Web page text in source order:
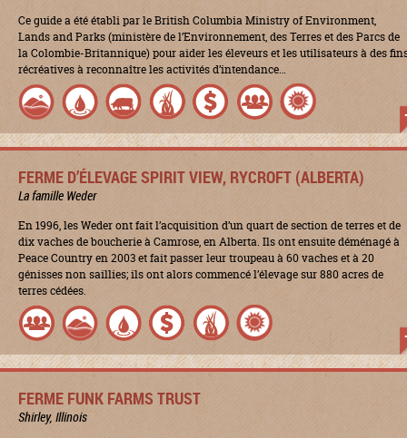
Ce guide a été établi par le British Columbia Ministry of Environment,
Lands and Parks (ministère de l’Environnement, des Terres et des Parcs de
la Colombie-Britannique) pour aider les éleveurs et les utilisateurs à des
récréatives à reconnaître les activités d’intendance…
FERME D’ÉLEVAGE SPIRIT VIEW, RYCROFT (ALBERTA)
La famille Weder
En 1996, les Weder ont fait l’acquisition d’un quart de section de terres et de
dix vaches de boucherie à Camrose, en Alberta. Ils ont ensuite déménagé à
Peace Country en 2003 et fait passer leur troupeau à 60 vaches et à 20
génisses non saillies; ils ont alors commencé l’élevage sur 880 acres de
terres cédées.
FERME FUNK FARMS TRUST
Shirley, Illinois